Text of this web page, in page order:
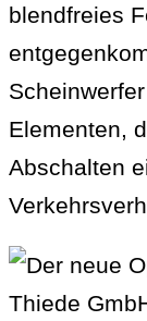
blendfreies
Elementen,
Abschalten